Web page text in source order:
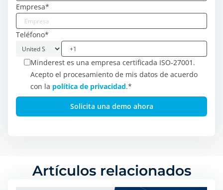
Empresa*
Teléfono*
Minderest es una empresa certificada ISO-27001.
Acepto el procesamiento de mis datos de acuerdo
con la política de privacidad.*
Artículos relacionados